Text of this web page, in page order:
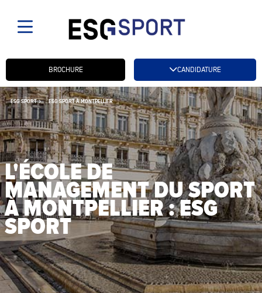
ESG SPORT ESG SPORT À MONTPELLIER
L'ÉCOLE DE
MANAGEMENT DU SPORT
À MONTPELLIER : ESG
SPORT
CANDIDATURE
Candidatez btnBROCHURE